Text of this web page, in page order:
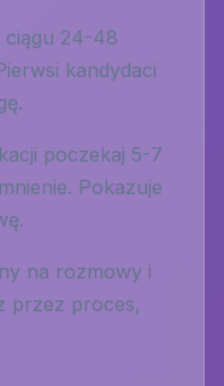
ciągu 24-48
kandydaci
poczekaj 5-7
Pokazuje
na rozmowy i
przez proces,